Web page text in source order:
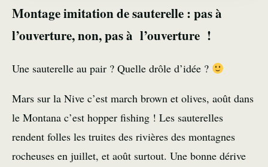
Montage imitation de sauterelle : pas à
l’ouverture, non, pas à l’ouverture !
Une sauterelle au pair ? Quelle drôle d’idée ?
Mars sur la Nive c’est march brown et olives, août dans
le Montana c’est hopper fishing ! Les sauterelles
rendent folles les truites des rivières des montagnes
rocheuses en juillet, et août surtout. Une bonne dérive